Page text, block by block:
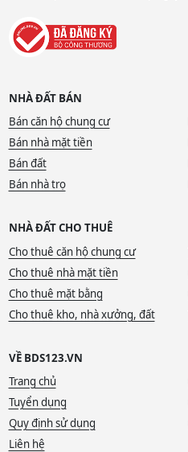
NHÀ ĐẤT BÁN
Bán căn hộ chung cư
Bán nhà mặt tiền
Bán đất
Bán nhà trọ
NHÀ ĐẤT CHO THUÊ
Cho thuê căn hộ chung cư
Cho thuê nhà mặt tiền
Cho thuê mặt bằng
Cho thuê kho, nhà xưởng, đất
VỀ BDS123.VN
Trang chủ
Tuyển dụng
Quy định sử dụng
Liên hệ